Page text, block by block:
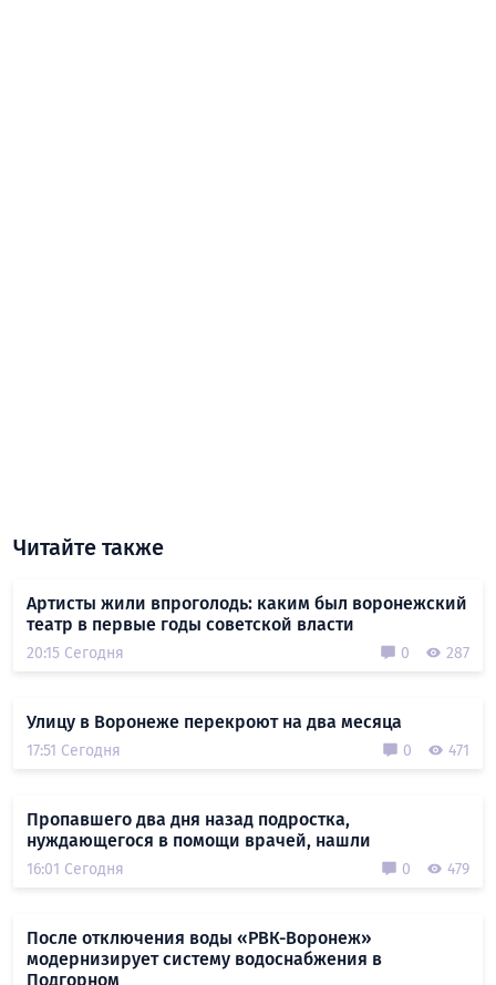
Читайте также
Артисты жили впроголодь: каким был воронежский
театр в первые годы советской власти
20:15 Сегодня 0 287
Улицу в Воронеже перекроют на два месяца
17:51 Сегодня 0 471
Пропавшего два дня назад подростка,
нуждающегося в помощи врачей, нашли
16:01 Сегодня 0 479
После отключения воды «РВК-Воронеж»
модернизирует систему водоснабжения в
Подгорном